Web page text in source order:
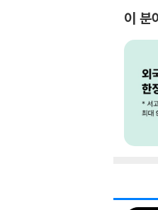
이 분